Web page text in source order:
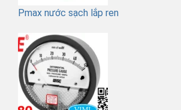
Pmax nước sạch lắp ren